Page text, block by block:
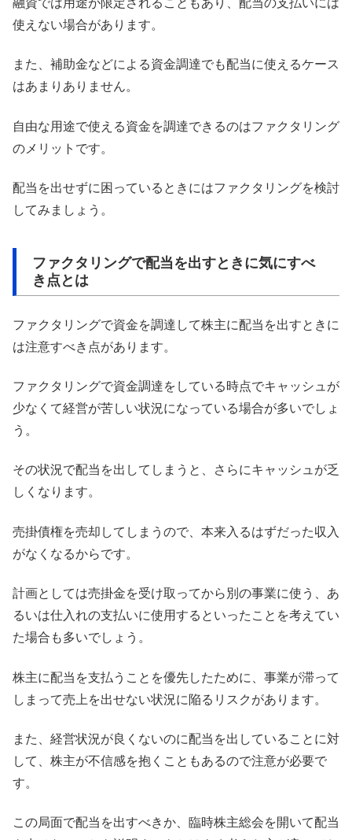
融資では用途が限定されることもあり、配当の支払いには
使えない場合があります。
また、補助金などによる資金調達でも配当に使えるケース
はあまりありません。
自由な用途で使える資金を調達できるのはファクタリング
のメリットです。
配当を出せずに困っているときにはファクタリングを検討
してみましょう。
ファクタリングで配当を出すときに気にすべ
き点とは
ファクタリングで資金を調達して株主に配当を出すときに
は注意すべき点があります。
ファクタリングで資金調達をしている時点でキャッシュが
少なくて経営が苦しい状況になっている場合が多いでしょ
う。
その状況で配当を出してしまうと、さらにキャッシュが乏
しくなります。
売掛債権を売却してしまうので、本来入るはずだった収入
がなくなるからです。
計画としては売掛金を受け取ってから別の事業に使う、あ
るいは仕入れの支払いに使用するといったことを考えてい
た場合も多いでしょう。
株主に配当を支払うことを優先したために、事業が滞って
しまって売上を出せない状況に陥るリスクがあります。
また、経営状況が良くないのに配当を出していることに対
して、株主が不信感を抱くこともあるので注意が必要で
す。
この局面で配当を出すべきか、臨時株主総会を開いて配当